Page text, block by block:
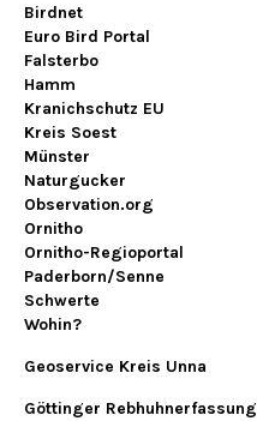
Birdnet
Euro Bird Portal
Falsterbo
Hamm
Kranichschutz EU
Kreis Soest
Münster
Naturgucker
Observation.org
Ornitho
Ornitho-Regioportal
Paderborn/Senne
Schwerte
Wohin?
Geoservice Kreis Unna
Göttinger Rebhuhnerfassung